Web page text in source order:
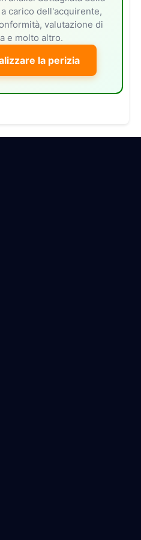
carico dell'acquirente,
valutazione di
e molto altro.
la perizia